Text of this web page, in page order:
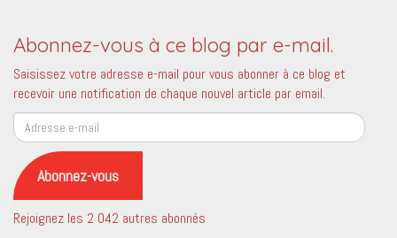
Abonnez-vous à ce blog par e-mail.
Saisissez votre adresse e-mail pour vous abonner à ce blog et
recevoir une notification de chaque nouvel article par email.
Adresse
e-
mail
Abonnez-vous
Rejoignez les 2 042 autres abonnés